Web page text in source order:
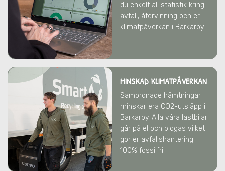
du enkelt all statistik kring
avfall, återvinning och er
klimatpåverkan i Barkarby.
MINSKAD KLIMATPÅVERKAN
Samordnade hämtningar
minskar era CO2-utsläpp i
Barkarby. Alla våra lastbilar
går på el och biogas vilket
gör er avfallshantering
100% fossilfri.